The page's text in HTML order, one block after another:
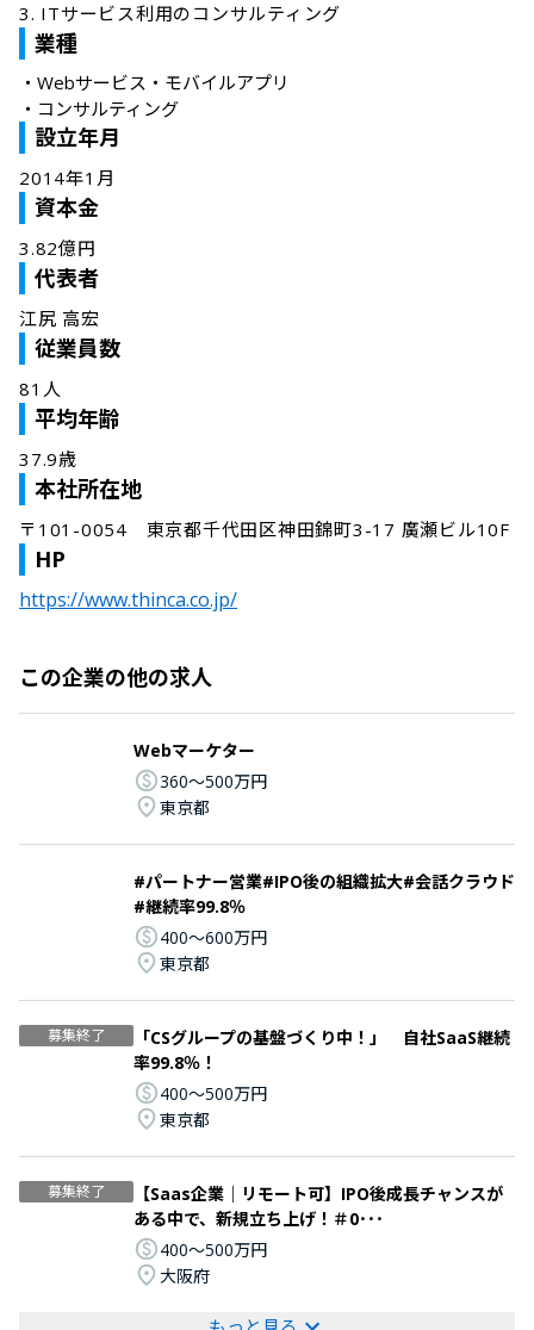
3. ITサービス利用のコンサルティング
業種
・ Webサービス・モバイルアプリ
・ コンサルティング
設立年月
2014年1月
資本金
3.82億円
代表者
江尻 高宏
従業員数
81人
平均年齢
37.9歳
本社所在地
〒101-0054　東京都千代田区神田錦町3-17 廣瀬ビル10F
HP
https://www.thinca.co.jp/
この企業の他の求人
Webマーケター
360〜500万円
東京都
#パートナー営業#IPO後の組織拡大#会話クラウド
#継続率99.8％
400〜600万円
東京都
募集終了
「CSグループの基盤づくり中！」 自社SaaS継続
率99.8％！
400〜500万円
東京都
募集終了
【Saas企業｜リモート可】IPO後成長チャンスが
ある中で、新規立ち上げ！＃0･･･
400〜500万円
大阪府